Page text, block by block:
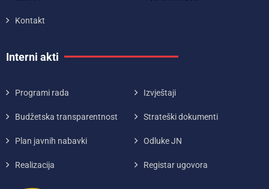
Kontakt
Interni akti
Programi rada Izvještaji
Budžetska transparentnost Strateški dokumenti
Plan javnih nabavki Odluke JN
Realizacija Registar ugovora